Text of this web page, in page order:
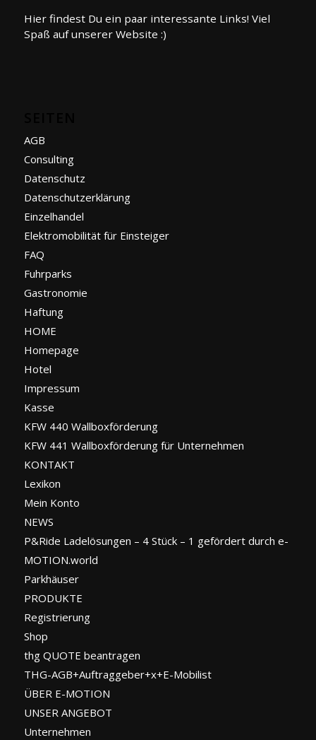
Hier findest Du ein paar interessante Links! Viel
Spaß auf unserer Website :)
AGB
Consulting
Datenschutz
Datenschutzerklärung
Einzelhandel
Elektromobilität für Einsteiger
FAQ
Fuhrparks
Gastronomie
Haftung
HOME
Homepage
Hotel
Impressum
Kasse
KFW 440 Wallboxförderung
KFW 441 Wallboxförderung für Unternehmen
KONTAKT
Lexikon
Mein Konto
NEWS
P&Ride Ladelösungen – 4 Stück – 1 gefördert durch e-
MOTION.world
Parkhäuser
PRODUKTE
Registrierung
Shop
thg QUOTE beantragen
THG-AGB+Auftraggeber+x+E-Mobilist
ÜBER E-MOTION
UNSER ANGEBOT
Unternehmen